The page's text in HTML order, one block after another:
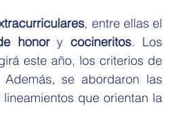
, entre ellas el
honor y cocineritos. Los
este año, los criterios de
se abordaron las
que orientan la